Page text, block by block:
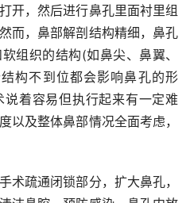
开，然后进行鼻孔里面衬里组
而，鼻部解剖结构精细，鼻孔
组织的结构(如鼻尖、鼻翼、
构不到位都会影响鼻孔的形
着容易但执行起来有一定难
以及整体鼻部情况全面考虑，
术疏通闭锁部分，扩大鼻孔，